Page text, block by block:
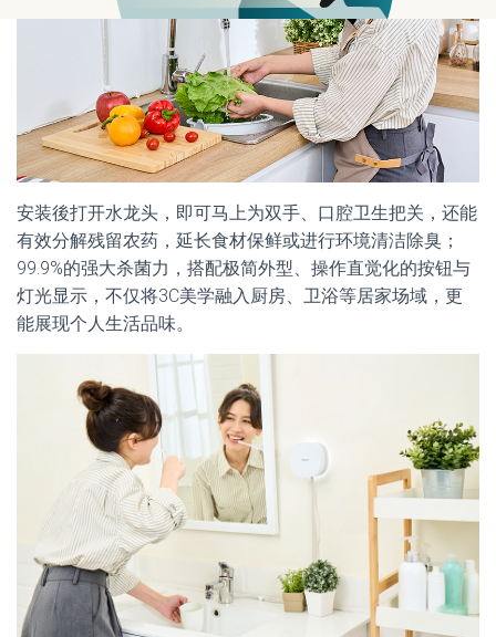
安装後打开水龙头，即可马上为双手、口腔卫生把关，还能
有效分解残留农药，延长食材保鲜或进行环境清洁除臭；
99.9%的强大杀菌力，搭配极简外型、操作直觉化的按钮与
灯光显示，不仅将3C美学融入厨房、卫浴等居家场域，更
能展现个人生活品味。